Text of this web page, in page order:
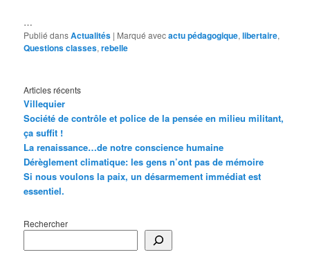
…
Publié dansActualités | Marqué avecactu pédagogique,libertaire,
Questions classes,rebelle
Articles récents
Villequier
Société de contrôle et police de la pensée en milieu militant,
ça suffit !
La renaissance…de notre conscience humaine
Dérèglement climatique: les gens n’ont pas de mémoire
Si nous voulons la paix, un désarmement immédiat est
essentiel.
Rechercher